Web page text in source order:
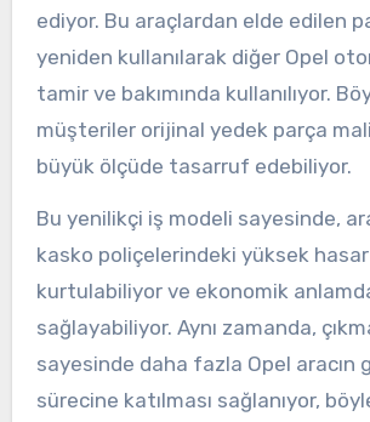
ediyor. Bu araçlardan elde edilen
yeniden kullanılarak diğer Opel
tamir ve bakımında kullanılıyor.
müşteriler orijinal yedek parça
büyük ölçüde tasarruf edebiliyor.
Bu yenilikçi iş modeli sayesinde,
kasko poliçelerindeki yüksek
kurtulabiliyor ve ekonomik
sağlayabiliyor. Aynı zamanda,
sayesinde daha fazla Opel aracın
sürecine katılması sağlanıyor,